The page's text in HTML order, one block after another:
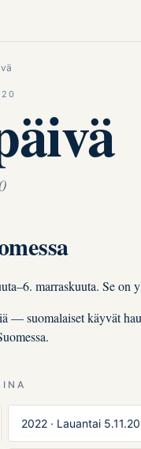
marraskuuta. Se on
— suomalaiset käyvät
2022 · Lauantai